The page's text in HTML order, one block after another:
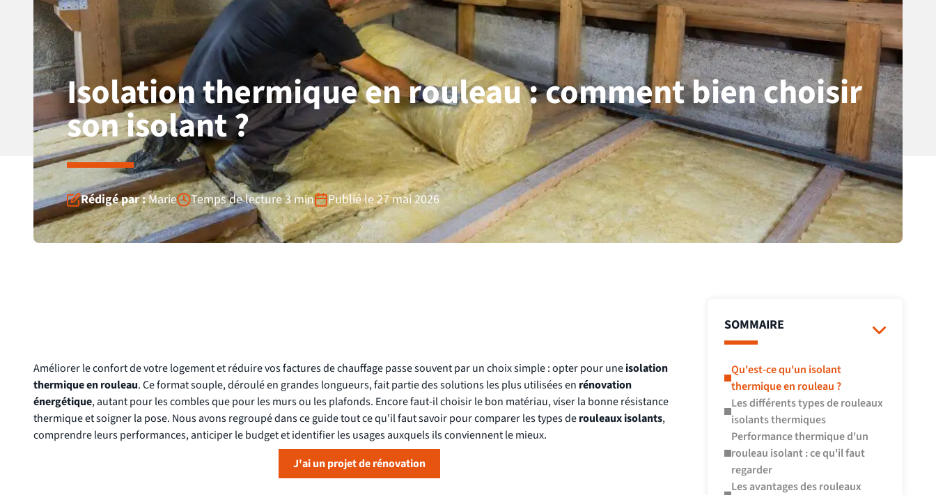
Isolation thermique en rouleau : comment bien choisir
son isolant ?
Rédigé par :Marie Temps de lecture 3 min Publié le 27 mai 2026
Améliorer le confort de votre logement et réduire vos factures de chauffage passe souvent par un choix simple : opter pour uneisolation
thermique en rouleau. Ce format souple, déroulé en grandes longueurs, fait partie des solutions les plus utilisées en rénovation
énergétique, autant pour les combles que pour les murs ou les plafonds. Encore faut-il choisir le bon matériau, viser la bonne résistance
thermique et soigner la pose. Nous avons regroupé dans ce guide tout ce qu'il faut savoir pour comparer les types derouleaux isolants,
comprendre leurs performances, anticiper le budget et identifier les usages auxquels ils conviennent le mieux.
J'ai un projet de rénovation
SOMMAIRE
Qu'est-ce qu'un isolant
thermique en rouleau ?
Les différents types de rouleaux
isolants thermiques
Performance thermique d'un
rouleau isolant : ce qu'il faut
regarder
Les avantages des rouleaux